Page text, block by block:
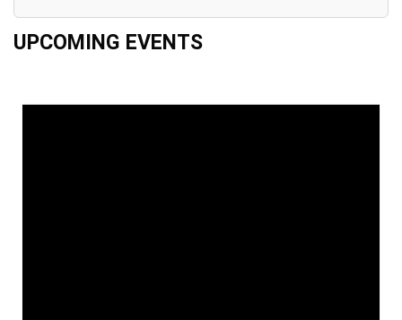
UPCOMING EVENTS